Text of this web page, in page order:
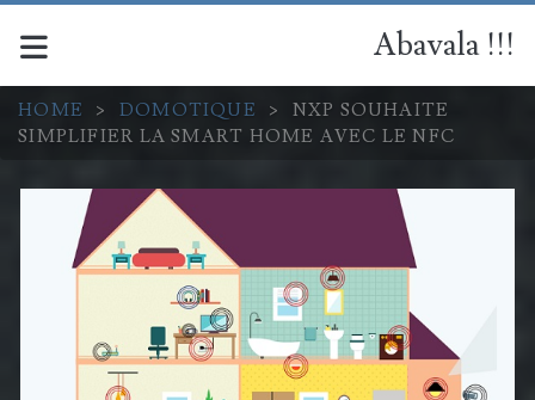
Abavala !!!
HOME > DOMOTIQUE >
NXP SOUHAITE
SIMPLIFIER LA SMART HOME AVEC LE NFC